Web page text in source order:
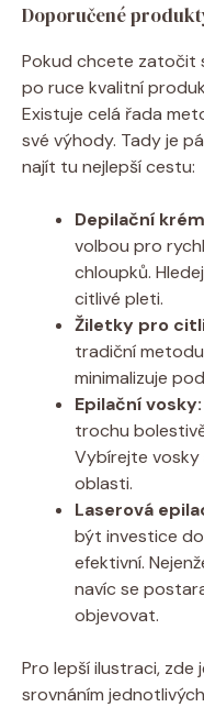
Doporučené
Pokud chcete zatočit
po ruce kvalitní
Existuje celá řada
své výhody. Tady je
najít tu nejlepší cestu:
Depilační
volbou pro
chloupků.
citlivé pleti.
Žiletky pro
tradiční
minimalizuje
Epilační vosky:
trochu
Vybírejte vosky
oblasti.
Laserová
být investice
efektivní.
navíc se
objevovat.
Pro lepší ilustraci, zde
srovnáním